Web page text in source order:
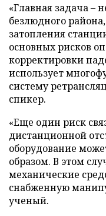
«Главная задача –
безлюдного
затопления
основных рисков
корректировки
использует
систему
спикер.
«Еще один риск
дистанционной
оборудование
образом. В этом
механические
снабженную
ученый.